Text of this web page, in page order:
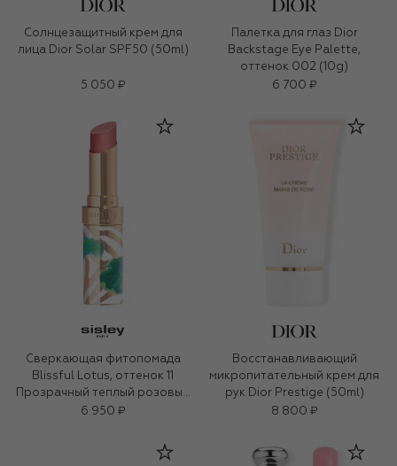
Солнцезащитный крем для
лица Dior Solar SPF50 (50ml)
5 050 ₽
Палетка для глаз Dior
Backstage Eye Palette,
оттенок 002 (10g)
6 700 ₽
Сверкающая фитопомада
Blissful Lotus, оттенок 11
Прозрачный теплый розовый
(3g)
6 950 ₽
Восстанавливающий
микропитательный крем для
рук Dior Prestige (50ml)
8 800 ₽